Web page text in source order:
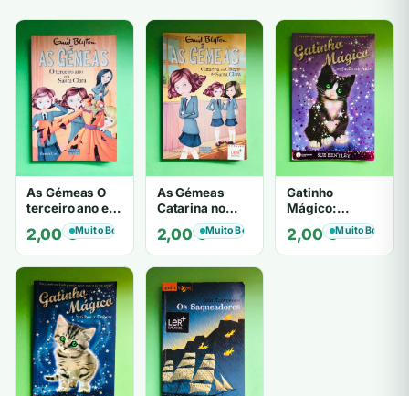
As Gémeas O
terceiro ano em
Santa Clara -
Pamela Cox
2,00€Muito Bom
As Gémeas
Catarina no
Colégio de
Santa Clara -
Pamela Cox
2,00€Muito Bom
Gatinho
Mágico:
Confusão na
Aula - Sue
Bentley
2,00€Muito Bom